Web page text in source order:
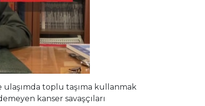
toplu taşıma kullanmak
kanser savaşçıları